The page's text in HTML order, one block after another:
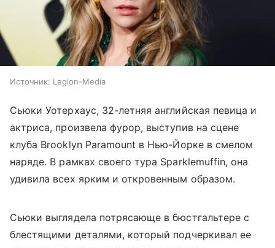
Источник: Legion-Media
Сьюки Уотерхаус, 32-летняя английская певица и
актриса, произвела фурор, выступив на сцене
клуба Brooklyn Paramount в Нью-Йорке в смелом
наряде. В рамках своего тура Sparklemuffin, она
удивила всех ярким и откровенным образом.
Сьюки выглядела потрясающе в бюстгальтере с
блестящими деталями, который подчеркивал ее